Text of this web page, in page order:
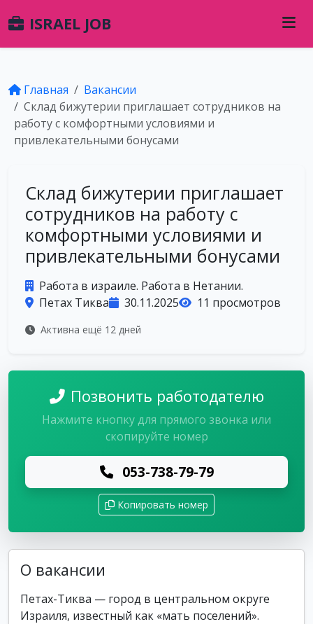
ISRAEL JOB
Главная
Вакансии
Склад бижутерии приглашает сотрудников на
работу с комфортными условиями и
привлекательными бонусами
Склад бижутерии приглашает
сотрудников на работу с
комфортными условиями и
привлекательными бонусами
Работа в израиле. Работа в Нетании.
Петах Тиква
30.11.2025 11 просмотров
Активна ещё 12 дней
Позвонить работодателю
Нажмите кнопку для прямого звонка или
скопируйте номер
053-738-79-79
Копировать номер
О вакансии
Петах-Тиква — город в центральном округе
Израиля, известный как «мать поселений».